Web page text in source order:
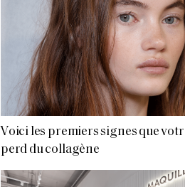
Voici les premiers signes que
perd du collagène